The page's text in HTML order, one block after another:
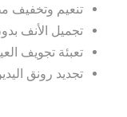
تنعيم وتخفيف
تجميل الأنف
تعبئة تجويف
تجديد رونق